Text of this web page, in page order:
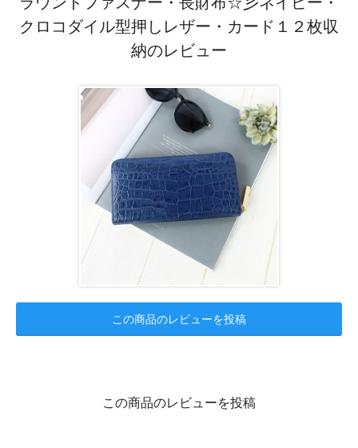
クロコダイル型押しレザー・カード１２枚収
納のレビュー
この商品のレビューを投稿
この商品のレビューを投稿